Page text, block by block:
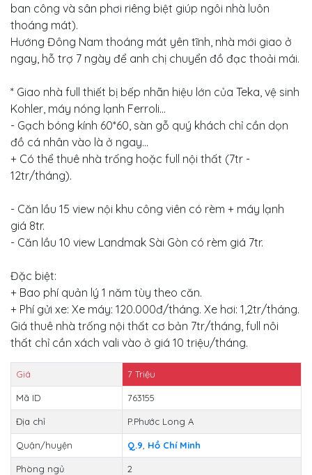
ban công và sân phơi riêng biệt giúp ngôi nhà luôn
thoáng mát).
Hướng Đông Nam thoáng mát yên tĩnh, nhà mới giao ở
ngay, hỗ trợ 7 ngày để anh chị chuyển đồ đạc thoải mái.
* Giao nhà full thiết bị bếp nhãn hiệu lớn của Teka, vệ sinh
Kohler, máy nóng lạnh Ferroli...
- Gạch bóng kính 60*60, sàn gỗ quý khách chỉ cần dọn
đồ cá nhân vào là ở ngay...
+ Có thể thuê nhà trống hoặc full nội thất (7tr -
12tr/tháng).
- Căn lầu 15 view nội khu công viên có rèm + máy lạnh
giá 8tr.
- Căn lầu 10 view Landmak Sài Gòn có rèm giá 7tr.
Đặc biệt:
+ Bao phí quản lý 1 năm tùy theo căn.
+ Phí gửi xe: Xe máy: 120.000đ/tháng. Xe hơi: 1,2tr/tháng.
Giá thuê nhà trống nội thất cơ bản 7tr/tháng, full nôi
thất chỉ cần xách vali vào ở giá 10 triệu/tháng.
Giá 7 Triệu
Mã ID 763155
Địa chỉ P.Phước Long A
Quận/huyện Q.9 Hồ Chí Minh
Phòng ngủ 2